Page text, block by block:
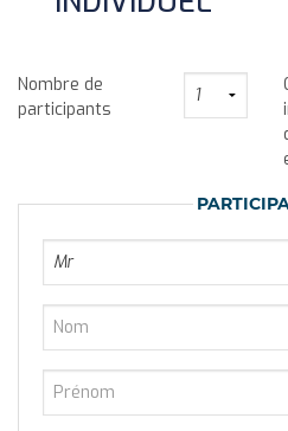
Nombre de
participants